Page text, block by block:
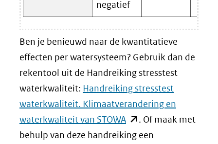
negatief
Ben je benieuwd naar de kwantitatieve
effecten per watersysteem? Gebruik dan de
rekentool uit de Handreiking stresstest
waterkwaliteit: Handreiking stresstest
waterkwaliteit. Klimaatverandering en
waterkwaliteit van STOWA(opent
in
. Of maak met
behulp van deze handreiking een